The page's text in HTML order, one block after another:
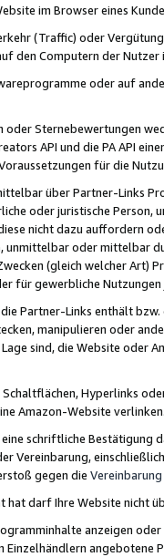
im Browser eines
(Traffic) oder
den Computern der
oder auf
oder Sternebewertungen
API und die PA API
für die
über Partner-Links
oder juristische
nicht dazu auffordern
unmittelbar oder mittelbar
(gleich welcher Art)
für gewerbliche
Partner-Links enthält
manipulieren oder
sind, die Website oder
Hyperlinks
Amazon-Website
eine schriftliche
Vereinbarung,
gegen die Vereinbarung
hat darf Ihre Website nicht
anzeigen
Einzelhändlern